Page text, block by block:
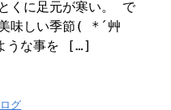
くに足元が寒い。 で
美味しい季節( *´艸
うな事を […]
グ